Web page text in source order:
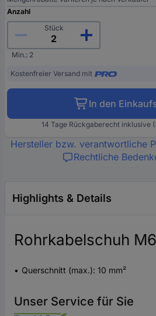
Anzahl
Stück
Min.: 2
Kostenfreier Versand mit
In den
14 Tage Rückgaberecht inklusive
Hersteller bzw. verantwortliche
Rechtliche
Highlights & Details
Rohrkabelschuh M6
Querschnitt (max.): 10 mm²
Unser Service für Sie